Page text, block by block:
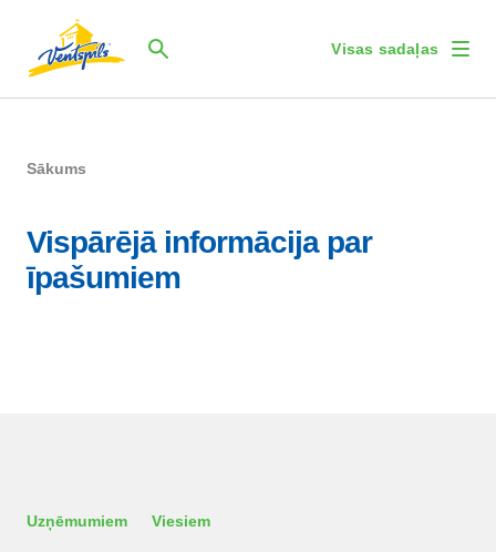
Visas sadaļas
Sākums
Vispārējā informācija par
īpašumiem
Uzņēmumiem Viesiem